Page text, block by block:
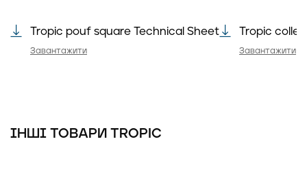
Tropic pouf square Technical Sheet
Завантажити
Tropic
Завантажити
ІНШІ ТОВАРИ TROPIC